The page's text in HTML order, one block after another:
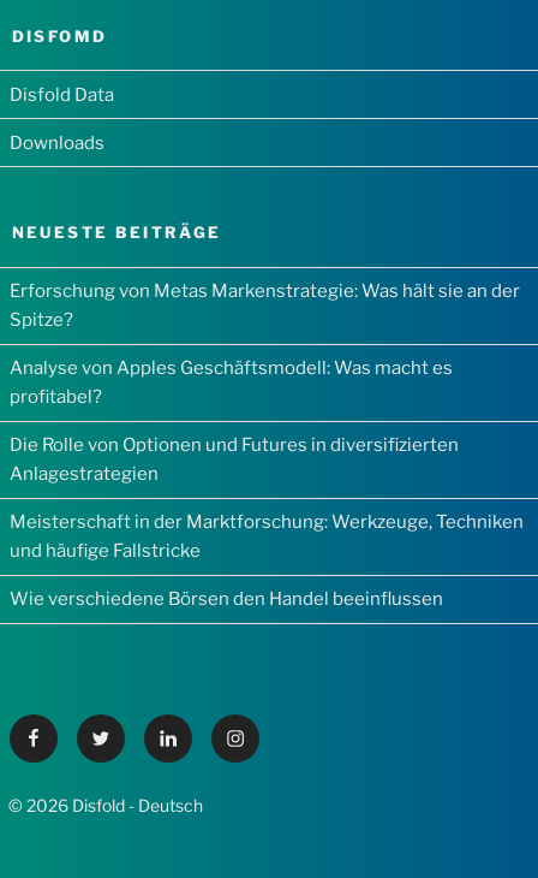
DISFOMD
Disfold Data
Downloads
NEUESTE BEITRÄGE
Erforschung von Metas Markenstrategie: Was hält sie an der
Spitze?
Analyse von Apples Geschäftsmodell: Was macht es
profitabel?
Die Rolle von Optionen und Futures in diversifizierten
Anlagestrategien
Meisterschaft in der Marktforschung: Werkzeuge, Techniken
und häufige Fallstricke
Wie verschiedene Börsen den Handel beeinflussen
FacebookTwitter LinkedinInstagram
© 2026 Disfold - Deutsch